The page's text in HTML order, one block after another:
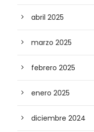
abril 2025
marzo 2025
febrero 2025
enero 2025
diciembre 2024